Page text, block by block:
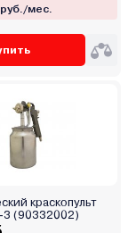
мес.
краскопульт
(90332002)